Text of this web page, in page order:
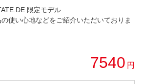
限定モデル
使い心地などをご紹介いただいておりま
7540 円